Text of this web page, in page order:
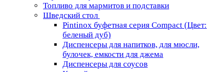
Топливо для мармитов и подставки
Шведский стол
Pintinox буфетная серия Compact (Цвет:
беленый дуб)
Диспенсеры для напитков, для мюсли,
булочек, емкости для джема
Диспенсеры для соусов